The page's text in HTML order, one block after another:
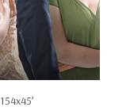
154x45’